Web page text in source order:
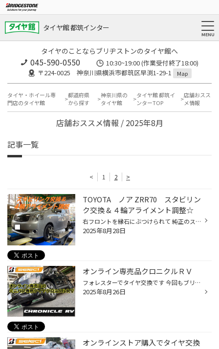
タイヤ館 都筑インター
タイヤのことならブリヂストンのタイヤ館へ
045-590-0550
10:30~19:00 (作業受付終了18:00)
〒224-0025 神奈川県横浜市都筑区早渕1-29-1
Map
タイヤ・ホイール専
門店のタイヤ館
都道府県
から探す
神奈川県の
タイヤ館
タイヤ館 都筑イ
ンターTOP
店舗おスス
メ情報
店舗おススメ情報 / 2025年8月
記事一覧
< 1 2 >
TOYOTA ノア ZRR70 スタビリン
ク交換 & ４輪アライメント調整☆
右フロントを縁石にぶつけられて 純正のスチールホイールはリムが 変形してしまってのご入庫でした。 タイヤももちろん同時に交換です。 念の為下回りもチェック…すると スタビライザーとサスペンションを 繋ぐリンクロッドが傷んでたので、 ホイールは純正を１枚とロッドを お取り寄せさせて頂きま...
2025年8月28日
オンライン専売品クロニクルＲＶ
フォレスターでタイヤ交換です 今回もブリヂストンタイヤオンラインストアでの タイヤ購入です 装着タイヤはこちら クロニクルＲＶ 225/60R17 ブリヂストンタイヤオンラインストア 専売品のミニバン専用タイヤです ブリヂストンではいくつかの ミニバン専用タイヤをご用意しております サイズによっ...
2025年8月26日
オンラインストア購入でタイヤ交換